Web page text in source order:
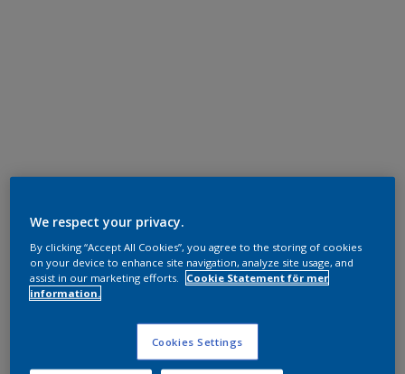
We respect your privacy.
By clicking “Accept All Cookies”, you agree to the storing of cookies
on your device to enhance site navigation, analyze site usage, and
assist in our marketing efforts.
Cookie Statement för mer
information.
Cookies Settings